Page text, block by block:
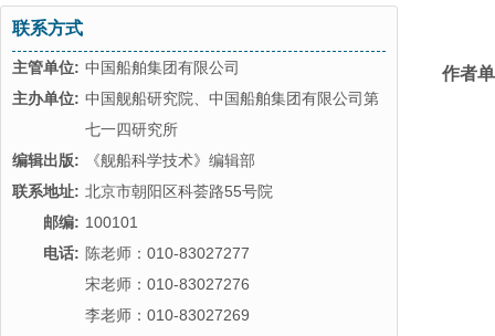
联系方式
主管单位: 中国船舶集团有限公司
主办单位: 中国舰船研究院、中国船舶集团有限公司第
七一四研究所
编辑出版:
《舰船科学技术》编辑部
联系地址: 北京市朝阳区科荟路55号院
邮编: 100101
电话: 陈老师：010-83027277
宋老师：010-83027276
李老师：010-83027269
作者